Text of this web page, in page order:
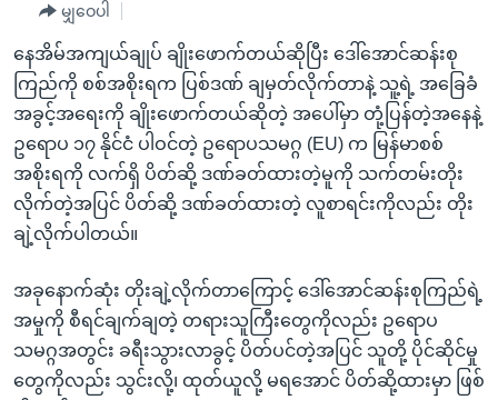
အကြောင်းအရာ
သို့
ကျော်
ကြည့်
ရန်
ပင်မ
ညွန်း
ကျော်
အစ္စရေး-ပါလက်စတိုင်း
ရပ်ဝန်းတခု လမ်းတခု အလွန်
အင်္ဂလိပ်စာလေ့လာမယ်
အမေရိကန်သုံးအီဒီယံ
မကြေးမုံရဲ့ အင်္ဂလိပ်စာ
ရုပ်ရှင်ထဲက အင်္ဂလိပ်စာ
သုတပဒေသာ အင်္ဂလိပ်စာ
အပတ်စဉ်ကဏ္ဍများ
ရေဒီယို
တီဗွီ
ရေဒီယိုနှင့်ရုပ်သံ အချက်အလက်များ
ရေဒီယို/တီဗွီအစီအစဉ်
Learning English
ဗွီအိုအေ လူမှုကွန်ယက်များ
မျှဝေပါ
နေအိမ်အကျယ်ချုပ် ချိုးဖောက်တယ်ဆိုပြီး ဒေါ်အောင်ဆန်းစု
ကြည်ကို စစ်အစိုးရက ပြစ်ဒဏ် ချမှတ်လိုက်တာနဲ့ သူ့ရဲ့ အခြေခံ
အခွင့်အရေးကို ချိုးဖောက်တယ်ဆိုတဲ့ အပေါ်မှာ တုံ့ပြန်တဲ့အနေနဲ့
ဥရောပ ၁၇ နိုင်ငံ ပါဝင်တဲ့ ဥရောပသမဂ္ဂ (EU) က မြန်မာစစ်
အစိုးရကို လက်ရှိ ပိတ်ဆို့ ဒဏ်ခတ်ထားတဲ့မူကို သက်တမ်းတိုး
လိုက်တဲ့အပြင် ပိတ်ဆို့ ဒဏ်ခတ်ထားတဲ့ လူစာရင်းကိုလည်း တိုး
ချဲ့လိုက်ပါတယ်။
အခုနောက်ဆုံး တိုးချဲ့လိုက်တာကြောင့် ဒေါ်အောင်ဆန်းစုကြည်ရဲ့
အမှုကို စီရင်ချက်ချတဲ့ တရားသူကြီးတွေကိုလည်း ဥရောပ
သမဂ္ဂအတွင်း ခရီးသွားလာခွင့် ပိတ်ပင်တဲ့အပြင် သူတို့ ပိုင်ဆိုင်မှု
တွေကိုလည်း သွင်းလို့၊ ထုတ်ယူလို့ မရအောင် ပိတ်ဆို့ထားမှာ ဖြစ်